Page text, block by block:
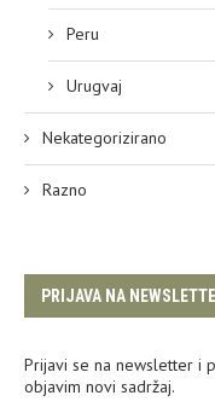
Peru
Urugvaj
Nekategorizirano
Razno
PRIJAVA NA
Prijavi se na newsletter i
objavim novi sadržaj.